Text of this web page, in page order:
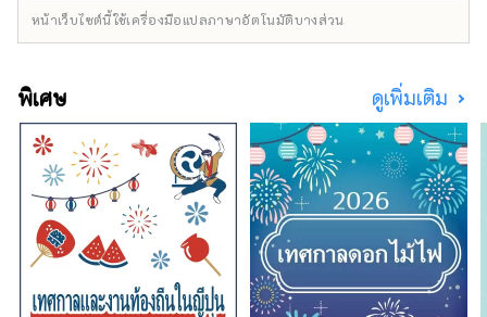
เดินทางมาตลอดทั้งปี เป็นที่รู้จักในนาม ``หมู่บ้าน
ธรรมชาติ และเรามีน้ำแร่ที่มีปริมาณการผลิตมาก
ที่สุดแห่งหนึ่งในญี่ปุ่น สาเกผลิตจากน้ำใสเช่นกัน
และคุณสามารถเพลิดเพลินกับทิวทัศน์ธรรมชาติที่
สวยงามและอาหารอันอุดมสมบูรณ์ได้
หน้าเว็บไซต์นี้ใช้เครื่องมือแปลภาษาอัตโนมัติบางส่วน
พิเศษ ดูเพิ่มเติม